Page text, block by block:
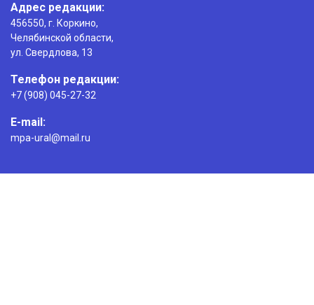
Адрес редакции:
456550, г. Коркино,
Челябинской области,
ул. Свердлова, 13
Телефон редакции:
+7 (908) 045-27-32
E-mail:
mpa-ural@mail.ru